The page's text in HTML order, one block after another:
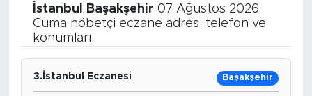
İstanbul Başakşehir 07 Ağustos 2026
Cuma nöbetçi eczane adres, telefon ve
konumları
3.İstanbul Eczanesi Başakşehir
KARİKATÜR
Haber Arşivi